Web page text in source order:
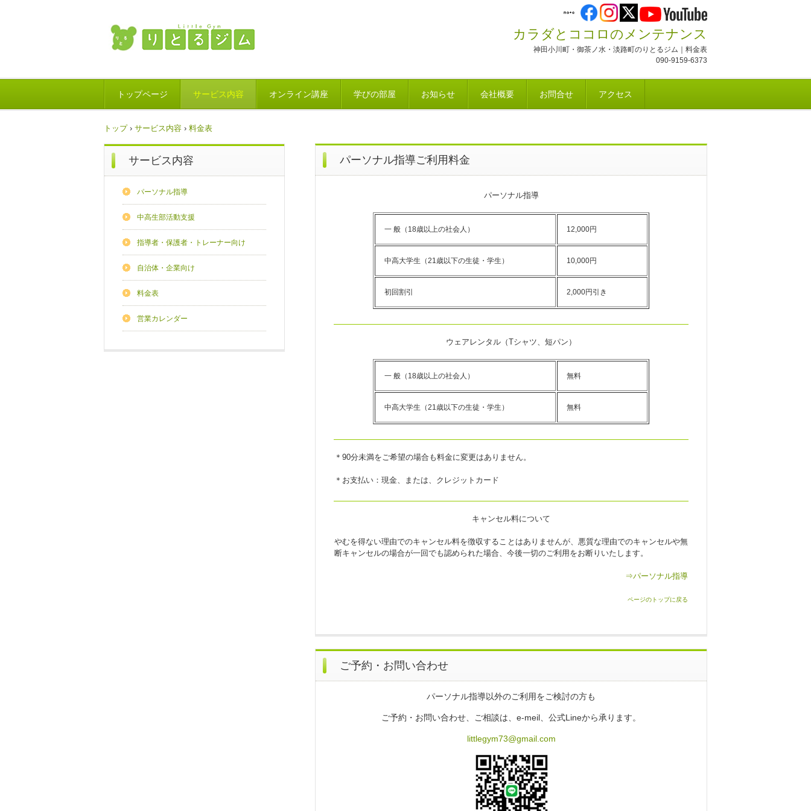
カラダとココロのメンテナンス
神田小川町・御茶ノ水・淡路町のりとるジム｜料金表
090-9159-6373
トップページ サービス内容 オンライン講座 学びの部屋 お知らせ 会社概要 お問合せ アクセス
トップ › サービス内容 › 料金表
パーソナル指導ご利用料金
パーソナル指導
一 般（18歳以上の社会人） 12,000円
中高大学生（21歳以下の生徒・学生） 10,000円
初回割引 2,000円引き
ウェアレンタル（Tシャツ、短パン）
一 般（18歳以上の社会人） 無料
中高大学生（21歳以下の生徒・学生） 無料
＊90分未満をご希望の場合も料金に変更はありません。
＊お支払い：現金、または、クレジットカード
キャンセル料について
やむを得ない理由でのキャンセル料を徴収することはありませんが、悪質な理由でのキャンセルや無
断キャンセルの場合が一回でも認められた場合、今後一切のご利用をお断りいたします。
⇒パーソナル指導
ページのトップに戻る
ご予約・お問い合わせ
パーソナル指導以外のご利用をご検討の方も
ご予約・お問い合わせ、ご相談は、e-meil、公式Lineから承ります。
littlegym73@gmail.com
サービス内容
パーソナル指導
中高生部活動支援
指導者・保護者・トレーナー向け
自治体・企業向け
料金表
営業カレンダー